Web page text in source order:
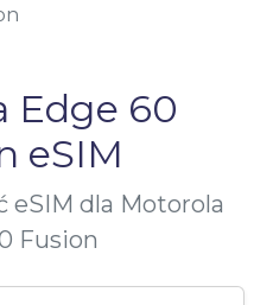
Edge 60
eSIM
eSIM dla Motorola
Fusion